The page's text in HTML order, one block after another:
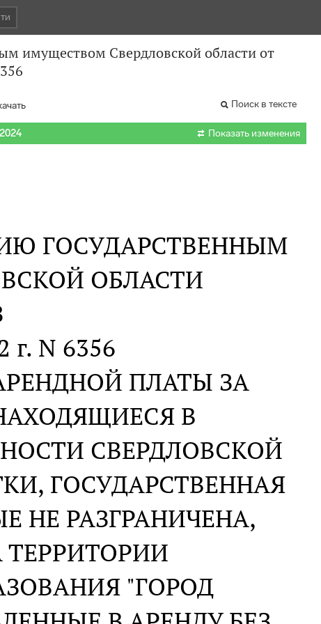
имуществом Свердловской области от
Поиск в тексте
 Показать изменения
ГОСУДАРСТВЕННЫМ
ОБЛАСТИ
г. N 6356
ПЛАТЫ ЗА
В
СВЕРДЛОВСКОЙ
ГОСУДАРСТВЕННАЯ
НЕ РАЗГРАНИЧЕНА,
"ГОРОД